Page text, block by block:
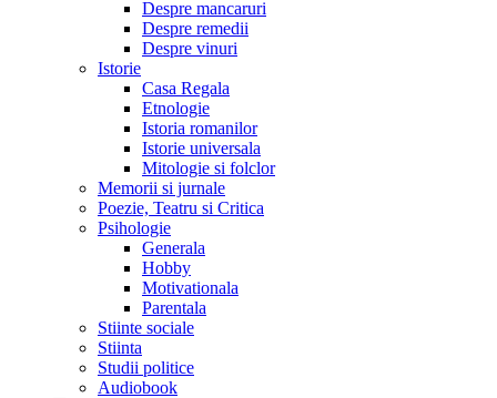
Despre mancaruri
Despre remedii
Despre vinuri
Istorie
Casa Regala
Etnologie
Istoria romanilor
Istorie universala
Mitologie si folclor
Memorii si jurnale
Poezie, Teatru si Critica
Psihologie
Generala
Hobby
Motivationala
Parentala
Stiinte sociale
Stiinta
Studii politice
Audiobook